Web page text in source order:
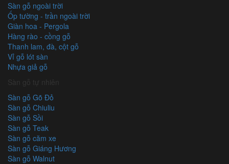
Sàn gỗ ngoài trời
Ốp tường - trần ngoài trời
Giàn hoa - Pergola
Hàng rào - cồng gỗ
Thanh lam, đà, cột gỗ
Vỉ gỗ lót sàn
Nhựa giả gỗ
Sàn gỗ tự nhiên
Sàn gỗ Gõ Đỏ
Sàn gỗ Chiuliu
Sàn gỗ Sồi
Sàn gỗ Teak
Sàn gỗ căm xe
Sàn gỗ Giáng Hương
Sàn gỗ Walnut